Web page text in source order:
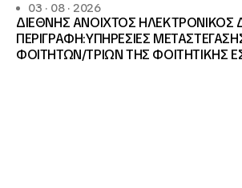
03 · 08 · 2026
ΔΙΕΘΝΗΣ ΑΝΟΙΧΤΟΣ ΗΛΕΚΤΡΟΝΙΚΟΣ
ΠΕΡΙΓΡΑΦΗ:ΥΠΗΡΕΣΙΕΣ
ΦΟΙΤΗΤΩΝ/ΤΡΙΩΝ ΤΗΣ ΦΟΙΤΗΤΙΚΗΣ